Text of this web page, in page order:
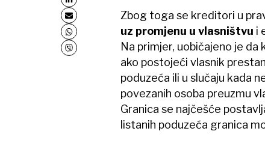
Zbog toga se kreditori u
uz promjenu u vlasništvu i
Na primjer, uobičajeno je
ako postojeći vlasnik
poduzeća ili u slučaju kada
povezanih osoba preuzmu
Granica se najčešće
listanih poduzeća granica